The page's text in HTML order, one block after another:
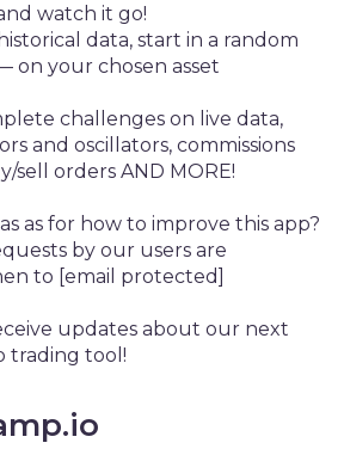
watch it go!
data, start in a random
on your chosen asset
challenges on live data,
and oscillators, commissions
sell orders AND MORE!
as for how to improve this app?
by our users are
to [email protected]
updates about our next
trading tool!